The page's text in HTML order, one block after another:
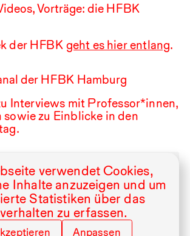
verwendet Cookies,
Inhalte anzuzeigen und um
Statistiken über das
zu erfassen.
Anpassen
Vorträge: die HFBK
der HFBK geht es hier entlang.
der HFBK Hamburg
Interviews mit Professor*innen,
zu Einblicke in den
Media-Netiquette